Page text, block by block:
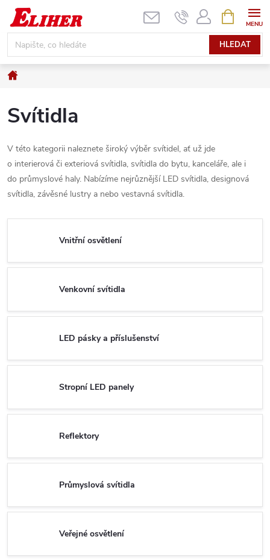
Přejít
obsah
HLEDAT
NÁKUPNÍ
KOŠÍK
Domů
Svítidla
V této kategorii naleznete široký výběr svítidel, ať už jde
o interierová či exteriová svítidla, svítidla do bytu, kanceláře, ale i
do průmyslové haly. Nabízíme nejrůznější LED svítidla, designová
svítidla, závěsné lustry a nebo vestavná svítidla.
Vnitřní osvětlení
Venkovní svítidla
LED pásky a příslušenství
Stropní LED panely
Reflektory
Průmyslová svítidla
Veřejné osvětlení